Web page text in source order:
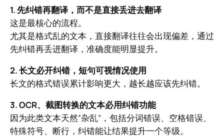
1. 先纠错再翻译，而不是直接丢进去翻译
这是最核心的流程。
尤其是格式乱的文本，直接翻译往往会出现偏差，通过
先纠错再丢进翻译，准确度能明显提升。
2. 长文必开纠错，短句可视情况使用
长文的格式错误累计影响更大，越长越应该先纠错。
3. OCR、截图转换的文本必用纠错功能
因为此类文本天然“杂乱”，包括分词错误、空格错误、
特殊符号、断行，纠错能让结果提升一个等级。